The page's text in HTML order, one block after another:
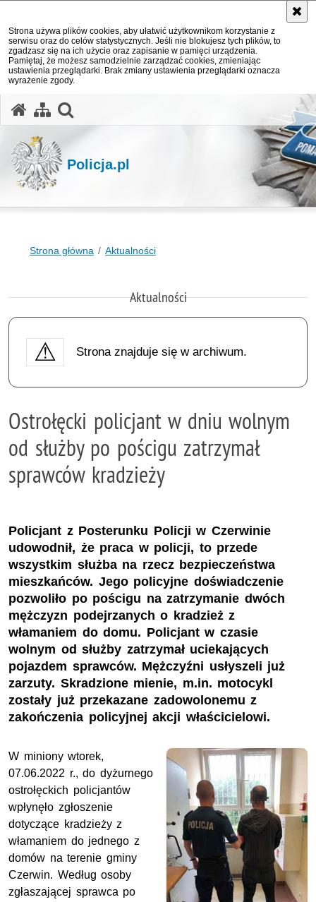
Strona używa plików cookies, aby ułatwić użytkownikom korzystanie z
serwisu oraz do celów statystycznych. Jeśli nie blokujesz tych plików, to
zgadzasz się na ich użycie oraz zapisanie w pamięci urządzenia.
Pamiętaj, że możesz samodzielnie zarządzać cookies, zmieniając
ustawienia przeglądarki. Brak zmiany ustawienia przeglądarki oznacza
wyrażenie zgody.
Policja.pl
Strona główna Aktualności
Aktualności
Strona znajduje się w archiwum.
Ostrołęcki policjant w dniu wolnym
od służby po pościgu zatrzymał
sprawców kradzieży
Policjant z Posterunku Policji w Czerwinie
udowodnił, że praca w policji, to przede
wszystkim służba na rzecz bezpieczeństwa
mieszkańców. Jego policyjne doświadczenie
pozwoliło po pościgu na zatrzymanie dwóch
mężczyzn podejrzanych o kradzież z
włamaniem do domu. Policjant w czasie
wolnym od służby zatrzymał uciekających
pojazdem sprawców. Mężczyźni usłyszeli już
zarzuty. Skradzione mienie, m.in. motocykl
zostały już przekazane zadowolonemu z
zakończenia policyjnej akcji właścicielowi.
W miniony wtorek,
07.06.2022 r., do dyżurnego
ostrołęckich policjantów
wpłynęło zgłoszenie
dotyczące kradzieży z
włamaniem do jednego z
domów na terenie gminy
Czerwin. Według osoby
zgłaszającej sprawca po